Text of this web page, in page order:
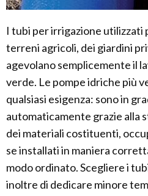
I tubi per irrigazione utilizzati
terreni agricoli, dei giardini
agevolano semplicemente il
verde. Le pompe idriche più
qualsiasi esigenza: sono in
automaticamente grazie alla
dei materiali costituenti,
se installati in maniera
modo ordinato. Scegliere i
inoltre di dedicare minore